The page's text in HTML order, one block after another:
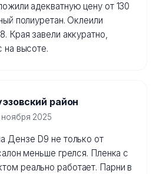
адекватную цену от 130
полиуретан. Оклеили
Края завели аккуратно,
на высоте.
район
ноября 2025
Дензе D9 не только от
меньше грелся. Пленка с
реально работает. Парни в